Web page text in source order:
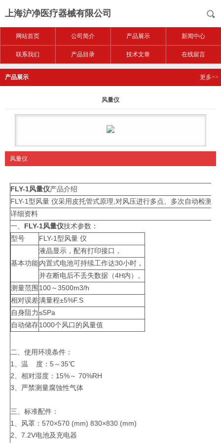
上海沪净医疗器械有限公司
网站首页 公司简介 产品展示 新闻中心
联系我们 产品目录 技术文章 在线留言
产品展示 更多>>
风量仪
风量仪
FLY-1风量仪产品介绍
FLY-1型风量 仪采用皮托管式原理,对风压进行多点、多次自动检测
详细资料
一、 FLY-1风量仪技术参数：
型号
FLY-1型风量 仪
基本功能
液晶显示，配有打印接口，
内置式电池可持续工作达30小时，
并在断电后不丢失数据（4H内）。
测量范围 100～3500m3/h
相对误差满量程±5%F.S
自身阻力≤5Pa
自动储存1000个风口的风量值
二、使用环境条件：
1、温 度：5～35℃
2、相对湿度：15%～ 70%RH
3、严禁测量腐蚀性气体
三、标准配件：
1、风罩：570×570 (mm) 830×830 (mm)
2、7.2V电池及充电器